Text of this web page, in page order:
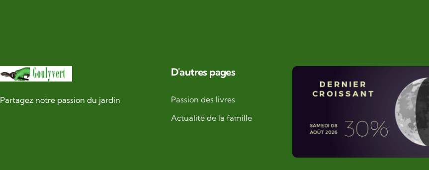
Partagez notre passion du jardin
D'autres pages
Passion des livres
Actualité de la famille